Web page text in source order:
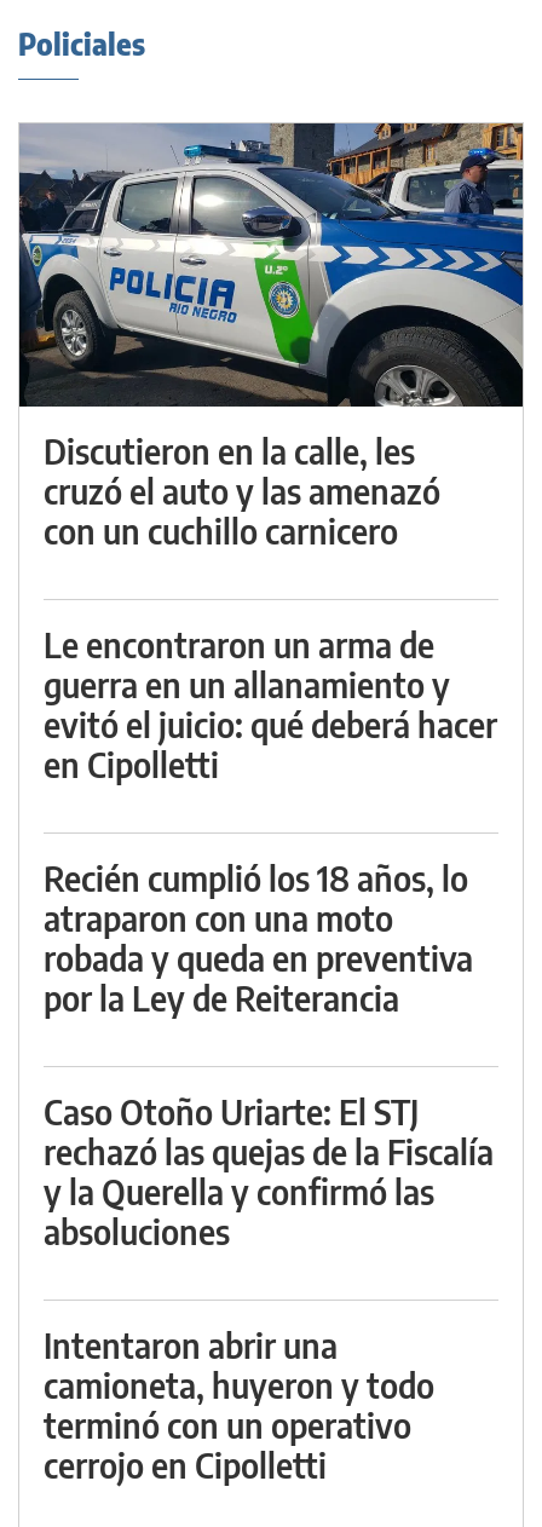
Policiales
Discutieron en la calle, les
cruzó el auto y las amenazó
con un cuchillo carnicero
Le encontraron un arma de
guerra en un allanamiento y
evitó el juicio: qué deberá hacer
en Cipolletti
Recién cumplió los 18 años, lo
atraparon con una moto
robada y queda en preventiva
por la Ley de Reiterancia
Caso Otoño Uriarte: El STJ
rechazó las quejas de la Fiscalía
y la Querella y confirmó las
absoluciones
Intentaron abrir una
camioneta, huyeron y todo
terminó con un operativo
cerrojo en Cipolletti